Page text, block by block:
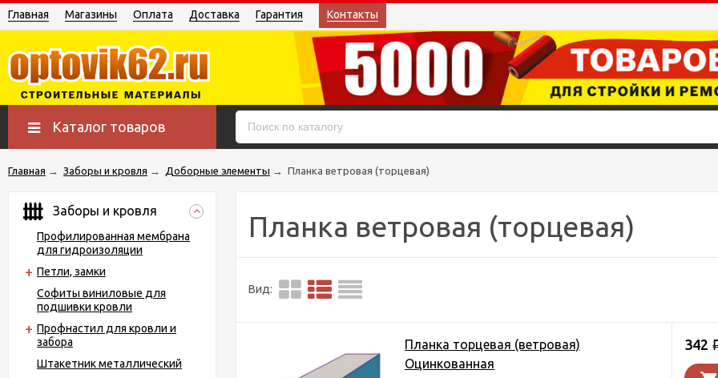
Главная Магазины Оплата Доставка Гарантия Контакты
Каталог товаров
Главная → Заборы и кровля → Доборные элементы → Планка ветровая (торцевая)
Заборы и кровля
Профилированная мембрана
для гидроизоляции
Петли, замки
Софиты виниловые для
подшивки кровли
Профнастил для кровли и
забора
Штакетник металлический
Планка ветровая (торцевая)
Вид:
Планка торцевая (ветровая)
Оцинкованная
342